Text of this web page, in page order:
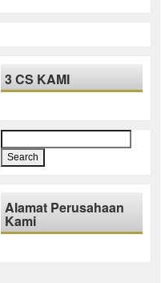
3 CS KAMI
for:
Alamat Perusahaan
Kami